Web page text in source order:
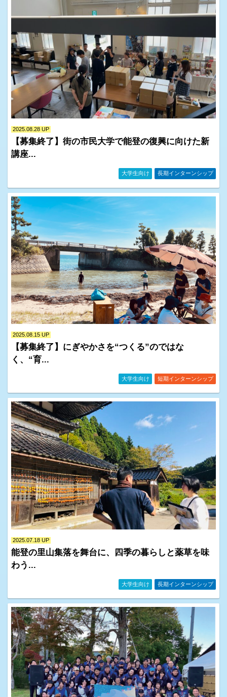
2025.08.28 UP
【募集終了】街の市民大学で能登の復興に向けた新
講座...
大学生向け 長期インターンシップ
2025.08.15 UP
【募集終了】にぎやかさを“つくる”のではな
く、“育...
大学生向け 短期インターンシップ
2025.07.18 UP
能登の里山集落を舞台に、四季の暮らしと薬草を味
わう...
大学生向け 長期インターンシップ